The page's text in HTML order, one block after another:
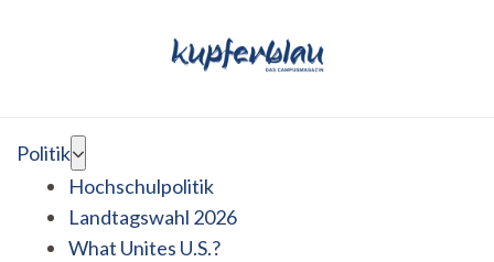
Politik
Hochschulpolitik
Landtagswahl 2026
What Unites U.S.?